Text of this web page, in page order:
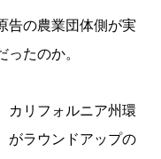
告の農業団体側が実
たのか。
カリフォルニア州環
がラウンドアップの